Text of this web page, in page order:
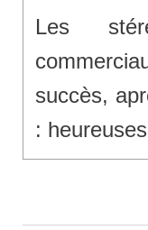
Les
succès,
: